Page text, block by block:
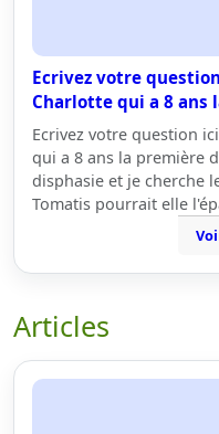
Ecrivez votre
Charlotte qui a 8 ans
Ecrivez votre question
qui a 8 ans la première
disphasie et je cherche
Tomatis pourrait elle
Articles